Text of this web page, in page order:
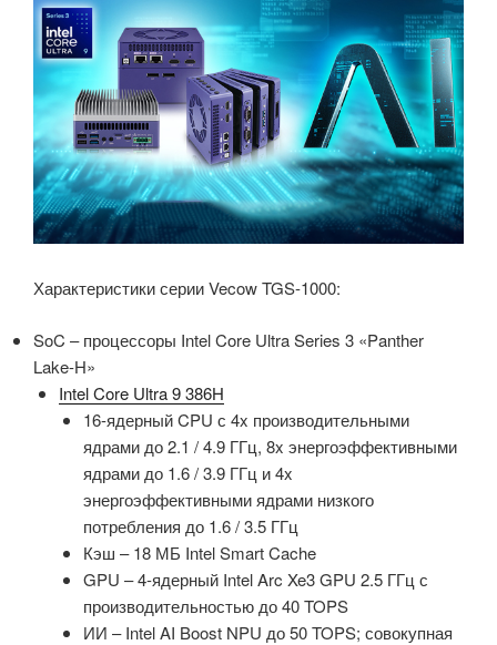
Характеристики серии Vecow TGS-1000:
SoC – процессоры Intel Core Ultra Series 3 «Panther
Lake-H»
Intel Core Ultra 9 386H
16-ядерный CPU с 4x производительными
ядрами до 2.1 / 4.9 ГГц, 8x энергоэффективными
ядрами до 1.6 / 3.9 ГГц и 4x
энергоэффективными ядрами низкого
потребления до 1.6 / 3.5 ГГц
Кэш – 18 МБ Intel Smart Cache
GPU – 4-ядерный Intel Arc Xe3 GPU 2.5 ГГц с
производительностью до 40 TOPS
ИИ – Intel AI Boost NPU до 50 TOPS; совокупная